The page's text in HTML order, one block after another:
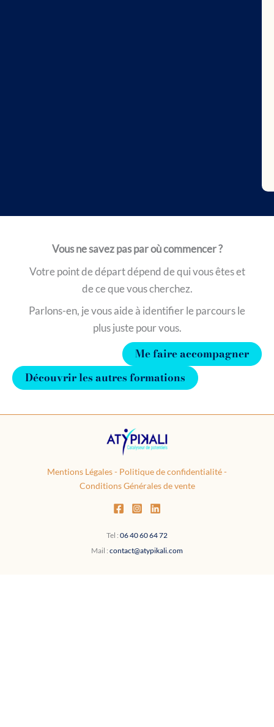
Vous ne savez pas par où commencer ?
Votre point de départ dépend de qui vous êtes et
de ce que vous cherchez.
Parlons-en, je vous aide à identifier le parcours le
plus juste pour vous.
Me faire accompagner
Découvrir les autres formations
Mentions Légales- Politique de confidentialité-
Conditions Générales de vente
Tel : 06 40 60 64 72
Mail : contact@atypikali.com